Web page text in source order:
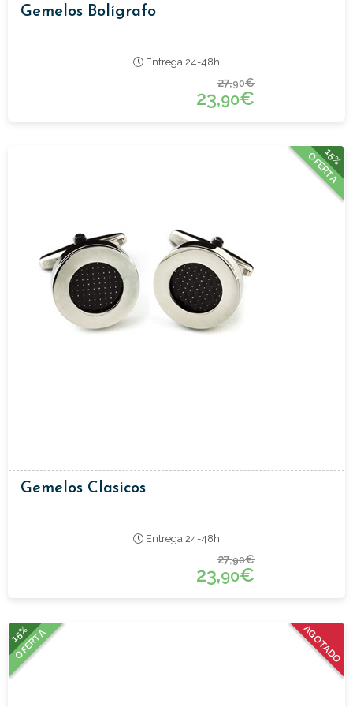
Gemelos Bolígrafo
Entrega 24-48h
27,90€
23,90€
15%
OFERTA
Gemelos Clasicos
Entrega 24-48h
27,90€
23,90€
AGOTADO
15%
OFERTA